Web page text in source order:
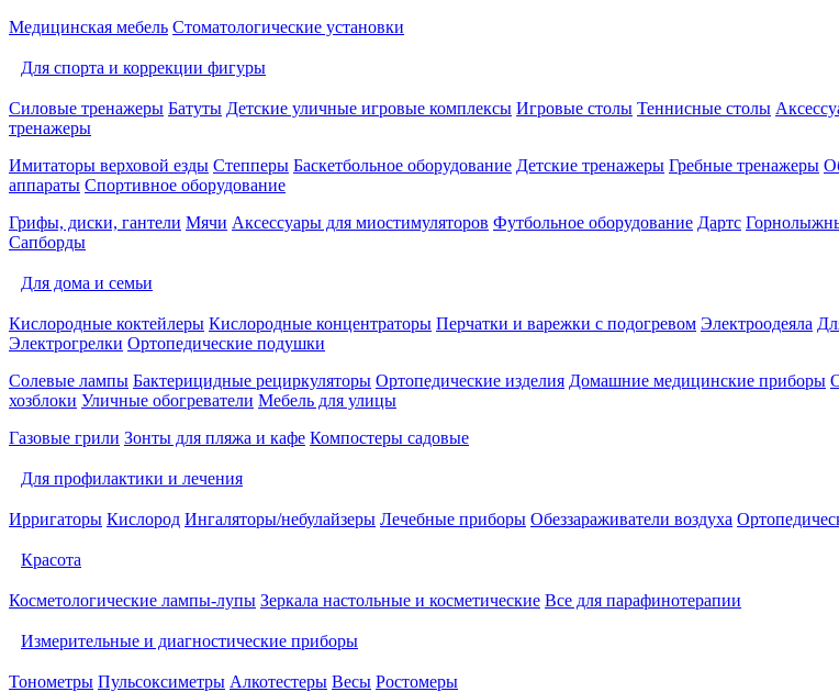
Медицинская мебель Стоматологические установки
Для спорта и коррекции фигуры
Силовые тренажеры Батуты Детские уличные игровые комплексы Игровые столы Теннисные столы
тренажеры
Имитаторы верховой езды Степперы Баскетбольное оборудование Детские тренажеры Гребные тренажеры
аппараты Спортивное оборудование
Грифы, диски, гантели Мячи Аксессуары для миостимуляторов Футбольное оборудование Дартс
Сапборды
Для дома и семьи
Кислородные коктейлеры Кислородные концентраторы Перчатки и варежки с подогревом Электроодеяла
Электрогрелки Ортопедические подушки
Солевые лампы Бактерицидные рециркуляторы Ортопедические изделия Домашние медицинские приборы
хозблоки Уличные обогреватели Мебель для улицы
Газовые грили Зонты для пляжа и кафе Компостеры садовые
Для профилактики и лечения
Ирригаторы Кислород Ингаляторы/небулайзеры Лечебные приборы Обеззараживатели воздуха
Красота
Косметологические лампы-лупы Зеркала настольные и косметические Все для парафинотерапии
Измерительные и диагностические приборы
Тонометры Пульсоксиметры Алкотестеры Весы Ростомеры